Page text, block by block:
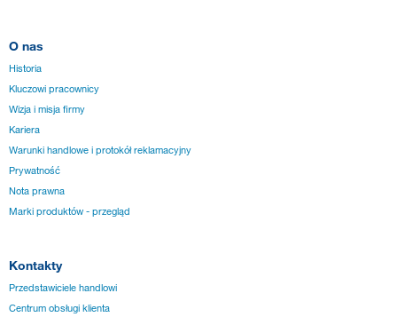
O nas
Historia
Kluczowi pracownicy
Wizja i misja firmy
Kariera
Warunki handlowe i protokół reklamacyjny
Prywatność
Nota prawna
Marki produktów - przegląd
Kontakty
Przedstawiciele handlowi
Centrum obsługi klienta